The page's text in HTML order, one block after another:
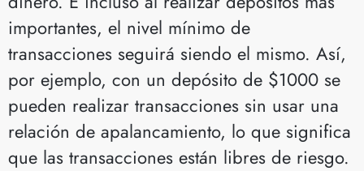
importantes, el nivel mínimo de
transacciones seguirá siendo el mismo. Así,
por ejemplo, con un depósito de $1000 se
pueden realizar transacciones sin usar una
relación de apalancamiento, lo que significa
que las transacciones están libres de riesgo.